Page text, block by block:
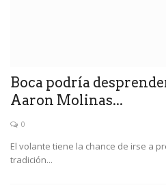
Boca podría
Aaron Molinas...
0
El volante tiene la chance de irse a
tradición...